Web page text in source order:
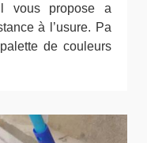
vous propose a
à l’usure. Pa
de couleurs